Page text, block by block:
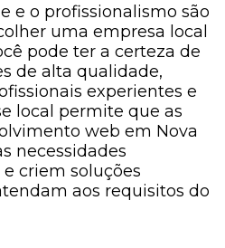
e o profissionalismo são
uma empresa local
pode ter a certeza de
de alta qualidade,
experientes e
local permite que as
web em Nova
necessidades
criem soluções
aos requisitos do